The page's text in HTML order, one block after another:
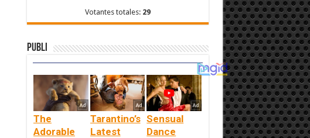
Votantes totales: 29
Publi
The
Adorable
Tarantino’s
Latest
Sensual
Dance